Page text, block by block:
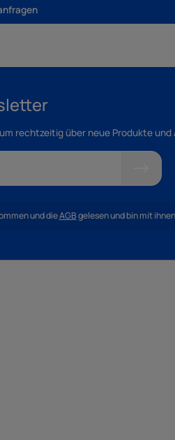
rechtzeitig über neue Produkte
und dieAGBgelesen und bin mit